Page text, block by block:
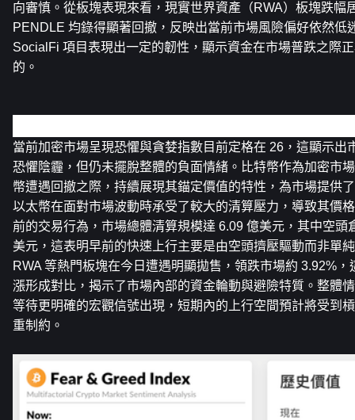
向審慎。從板塊表現來看，現實世界資產（RWA）板塊跌幅
PENDLE 均錄得顯著回撤，反映出當前市場風險偏好依然低
SocialFi 項目表現出一定的韌性，顯示資金在市場普跌之際
的。
當前加密市場呈現恐懼與貪婪指數目前定格在 26，這顯示出
恐懼陰霾，但仍未擺脫整體的負面情緒。比特幣作為加密市
幣遭遇回撤之際，持續展現其錨定價值的特性，為市場提供
以太幣在面對市場波動時承受了較大的清算壓力，導致其價
前的交易行為，市場總體清算規模達 6.09 億美元，其中空頭
美元，這表明早前的快速上行主要是由空頭擠壓驅動而非單
RWA 等熱門板塊在今日遭遇明顯拋售，領跌市場約 3.92%
漲形成對比，揭示了市場內部的資金輪動與避險特質。整體
等待更明確的宏觀信號出現，短期內的上行空間預計將受到
重制約。